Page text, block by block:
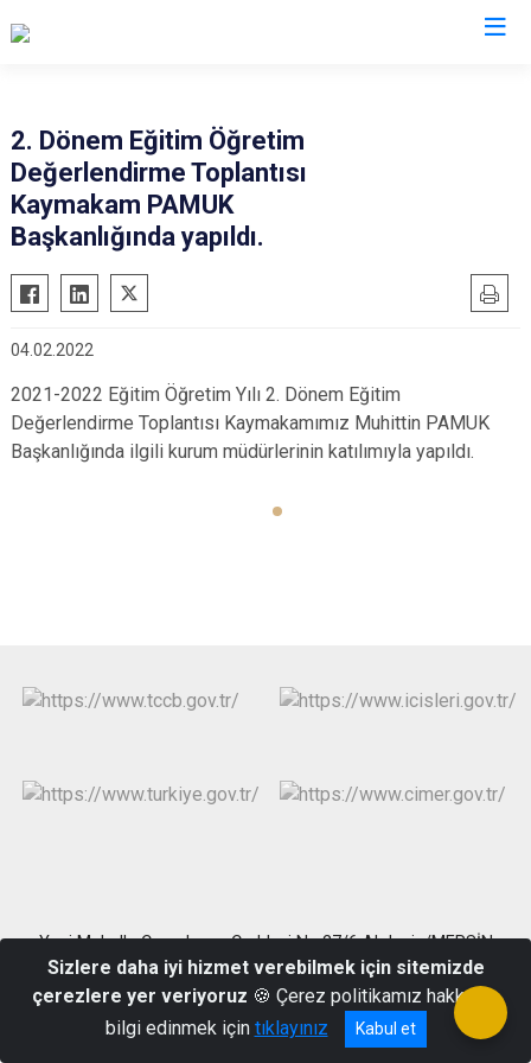
Anamur
Aydıncık
Çamlıyayla
Mut
Silifke
2. Dönem Eğitim Öğretim
Değerlendirme Toplantısı
Kaymakam PAMUK
Başkanlığında yapıldı.
04.02.2022
2021-2022 Eğitim Öğretim Yılı 2. Dönem Eğitim
Değerlendirme Toplantısı Kaymakamımız Muhittin PAMUK
Başkanlığında ilgili kurum müdürlerinin katılımıyla yapıldı.
Yeni Mahalle Cemalpaşa Caddesi No:27/6 Akdeniz/MERSİN
(0324)337 30 56 Faks: (0324)337 30 57
Sizlere daha iyi hizmet verebilmek için sitemizde
çerezlere yer veriyoruz 🍪 Çerez politikamız hakkında
bilgi edinmek için tıklayınız Kabul et